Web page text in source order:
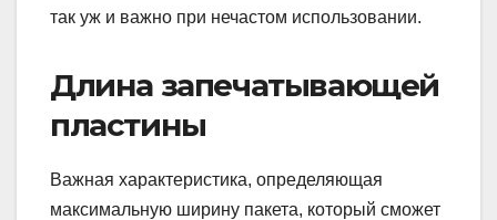
так уж и важно при нечастом использовании.
Длина запечатывающей
пластины
Важная характеристика, определяющая
максимальную ширину пакета, который сможет